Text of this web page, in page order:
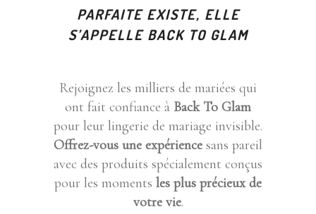
PARFAITE EXISTE, ELLE
S’APPELLE BACK TO GLAM
Rejoignez les milliers de mariées qui
ont fait confiance à Back To Glam
pour leur lingerie de mariage invisible.
Offrez-vous une expérience sans pareil
avec des produits spécialement conçus
pour les moments les plus précieux de
votre vie.